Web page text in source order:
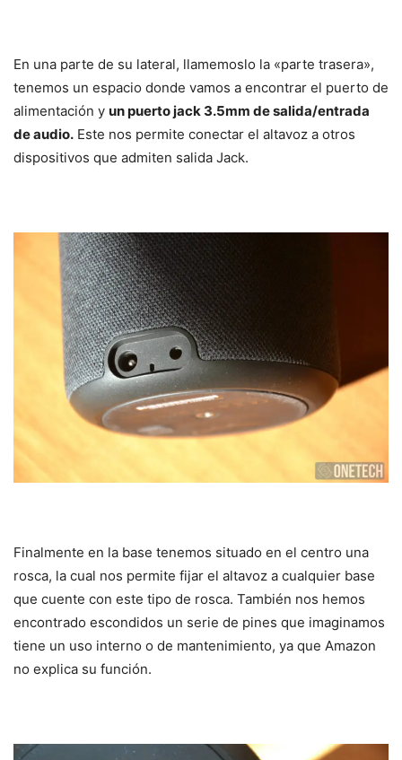
En una parte de su lateral, llamemoslo la «parte trasera»,
tenemos un espacio donde vamos a encontrar el puerto de
alimentación y un puerto jack 3.5mm de salida/entrada
de audio. Este nos permite conectar el altavoz a otros
dispositivos que admiten salida Jack.
Finalmente en la base tenemos situado en el centro una
rosca, la cual nos permite fijar el altavoz a cualquier base
que cuente con este tipo de rosca. También nos hemos
encontrado escondidos un serie de pines que imaginamos
tiene un uso interno o de mantenimiento, ya que Amazon
no explica su función.